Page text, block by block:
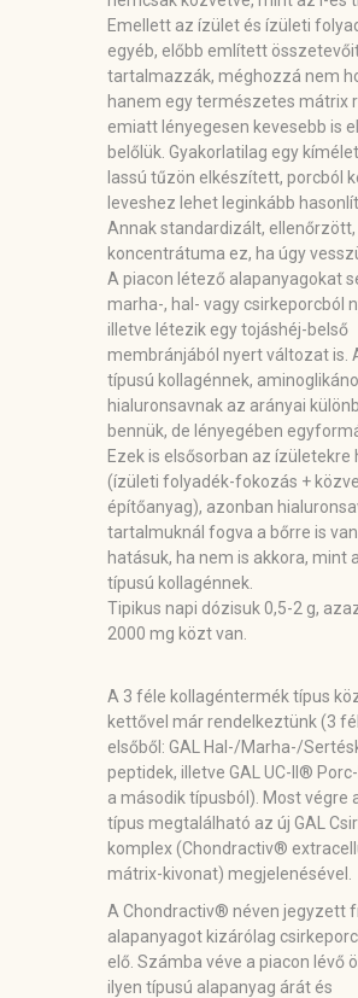
Emellett az ízület és ízületi
egyéb, előbb említett
tartalmazzák, méghozzá nem
hanem egy természetes mátrix
emiatt lényegesen kevesebb is
belőlük. Gyakorlatilag egy
lassú tűzön elkészített, porcból
leveshez lehet leginkább
Annak standardizált,
koncentrátuma ez, ha úgy
A piacon létező alapanyagokat
marha-, hal- vagy csirkeporcból
illetve létezik egy tojáshéj-belső
membránjából nyert változat is.
típusú kollagénnek,
hialuronsavnak az arányai
bennük, de lényegében
Ezek is elsősorban az ízületekre
(ízületi folyadék-fokozás +
építőanyag), azonban
tartalmuknál fogva a bőrre is
hatásuk, ha nem is akkora, mint
típusú kollagénnek.
Tipikus napi dózisuk 0,5-2 g,
2000 mg közt van.
A 3 féle kollagéntermék típus
kettővel már rendelkeztünk (3
elsőből: GAL Hal-/Marha-/
peptidek, illetve GAL UC-II®
a második típusból). Most végre
típus megtalálható az új GAL
komplex (Chondractiv®
mátrix-kivonat) megjelenésével.
A Chondractiv® néven jegyzett
alapanyagot kizárólag
elő. Számba véve a piacon lévő
ilyen típusú alapanyag árát és